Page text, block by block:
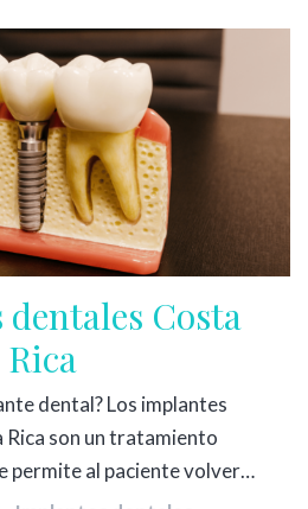
Costa
Rica
dental? Los implantes
Rica son un tratamiento
permite al paciente volver…